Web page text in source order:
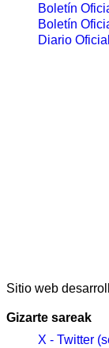
Boletín
Boletín
Diario
Sitio web
Gizarte sareak
X - Twitter